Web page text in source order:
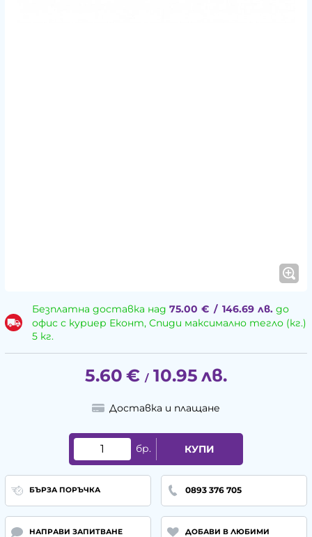
Безплатна доставка над 75.00 € / 146.69 лв.до
офис с куриер Еконт, Спиди максимално тегло (кг.)
5 кг.
5.60 € / 10.95 лв.
Доставка и плащане
бр. КУПИ
БЪРЗА ПОРЪЧКА 0893 376 705
НАПРАВИ ЗАПИТВАНЕ ДОБАВИ В ЛЮБИМИ